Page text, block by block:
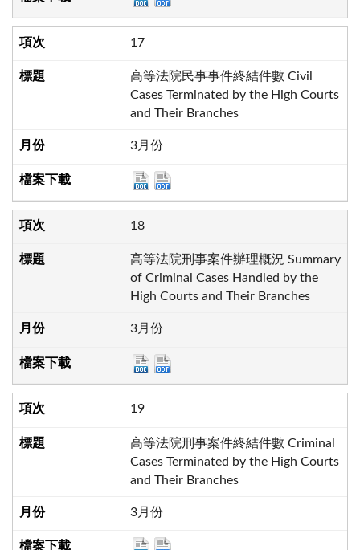
17
高等法院民事事件終結件數 Civil
Cases Terminated by the High Courts
and Their Branches
3月份
18
高等法院刑事案件辦理概況 Summary
of Criminal Cases Handled by the
High Courts and Their Branches
3月份
19
高等法院刑事案件終結件數 Criminal
Cases Terminated by the High Courts
and Their Branches
3月份